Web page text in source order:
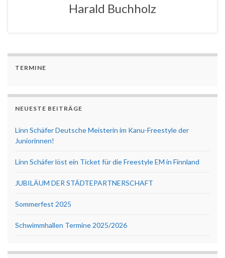
Harald Buchholz
TERMINE
NEUESTE BEITRÄGE
Linn Schäfer Deutsche Meisterin im Kanu-Freestyle der
Juniorinnen!
Linn Schäfer löst ein Ticket für die Freestyle EM in Finnland
JUBILÄUM DER STÄDTEPARTNERSCHAFT
Sommerfest 2025
Schwimmhallen Termine 2025/2026